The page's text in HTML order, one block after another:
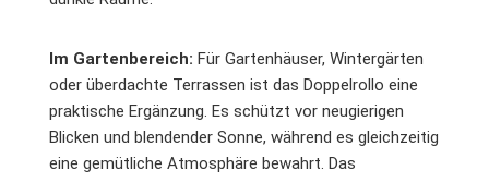
Im Gartenbereich: Für Gartenhäuser, Wintergärten
oder überdachte Terrassen ist das Doppelrollo eine
praktische Ergänzung. Es schützt vor neugierigen
Blicken und blendender Sonne, während es gleichzeitig
eine gemütliche Atmosphäre bewahrt. Das